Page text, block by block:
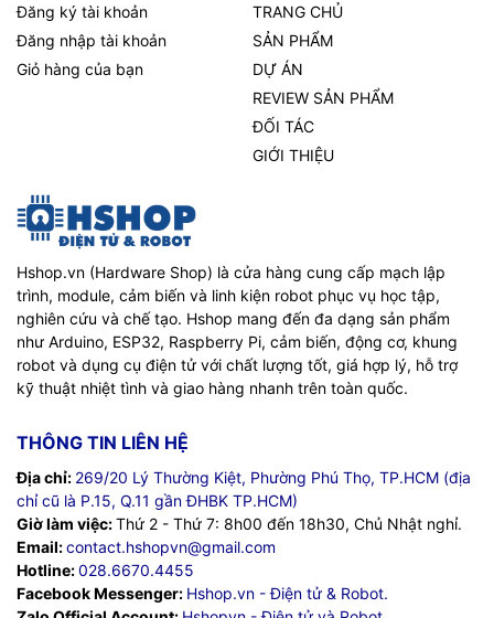
Đăng ký tài khoản
Đăng nhập tài khoản
Giỏ hàng của bạn
TRANG CHỦ
SẢN PHẨM
DỰ ÁN
REVIEW SẢN PHẨM
ĐỐI TÁC
GIỚI THIỆU
Hshop.vn (Hardware Shop) là cửa hàng cung cấp mạch lập
trình, module, cảm biến và linh kiện robot phục vụ học tập,
nghiên cứu và chế tạo. Hshop mang đến đa dạng sản phẩm
như Arduino, ESP32, Raspberry Pi, cảm biến, động cơ, khung
robot và dụng cụ điện tử với chất lượng tốt, giá hợp lý, hỗ trợ
kỹ thuật nhiệt tình và giao hàng nhanh trên toàn quốc.
THÔNG TIN LIÊN HỆ
Địa chỉ: 269/20 Lý Thường Kiệt, Phường Phú Thọ, TP.HCM (địa
chỉ cũ là P.15, Q.11 gần ĐHBK TP.HCM)
Giờ làm việc:Thứ 2 - Thứ 7: 8h00 đến 18h30, Chủ Nhật nghỉ.
Email:contact.hshopvn@gmail.com
Hotline:028.6670.4455
Facebook Messenger: Hshop.vn - Điện tử & Robot.